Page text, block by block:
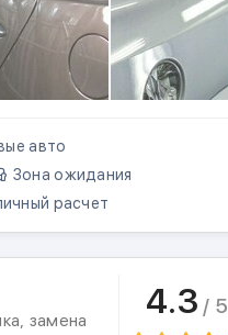
авто
Зона ожидания
расчет
замена
4.3 / 5